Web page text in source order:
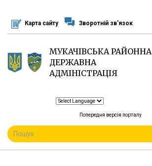
основного
матеріалу
Карта сайту Зворотній зв'язок
МУКАЧІВСЬКА РАЙОННА
ДЕРЖАВНА
АДМІНІСТРАЦІЯ
Попередня версія порталу
ПОШУКОВА
ФОРМА
Пошук